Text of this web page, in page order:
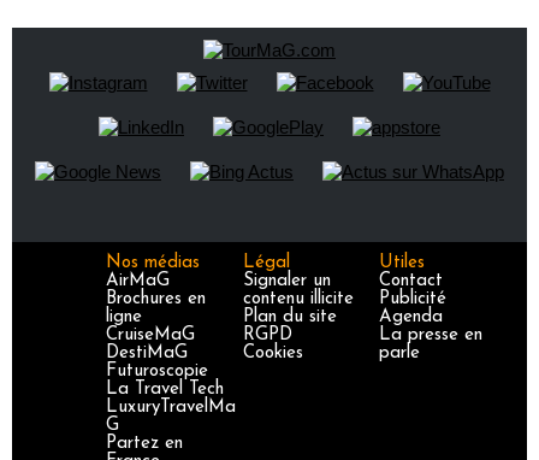
Nos médias
AirMaG
Brochures en
ligne
CruiseMaG
DestiMaG
Futuroscopie
La Travel Tech
LuxuryTravelMa
G
Partez en
Légal
Signaler un
contenu illicite
Plan du site
RGPD
Cookies
Utiles
Contact
Publicité
Agenda
La presse en
parle